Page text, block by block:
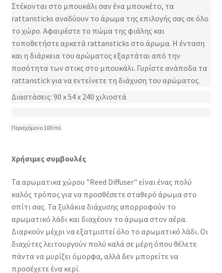
Στέκονται στο μπουκάλι σαν ένα μπουκέτο, τα
rattansticks αναδύουν το άρωμα της επιλογής σας σε όλο
το χώρο. Αφαιρέστε το πώμα της φιάλης και
τοποθετήστε αρκετά rattansticks στο άρωμα. Η ένταση
και η διάρκεια του αρώματος εξαρτάται από την
ποσότητα των στικς στο μπουκάλι. Γυρίστε ανάποδα τα
rattanstick για να εντείνετε τη διάχυση του αρώματος.
Διαστάσεις: 90 x 54 x 240 χιλιοστά
Περιεχόμενο 100 ml.
Χρήσιμες συμβουλές
Τα αρωματικα χώρου "Reed Diffuser" είναι ένας πολύ
καλός τρόπος για να προσθέσετε σταθερό άρωμα στο
σπίτι σας. Τα ξυλάκια διάχυσης απορροφούν το
αρωματικό λάδι και διαχέουν το άρωμα στον αέρα.
Διαρκούν μέχρι να εξατμιστεί όλο το αρωματικό λάδι. Οι
διαχύτες λειτουργούν πολύ καλά σε μέρη όπου θέλετε
πάντα να μυρίζει όμορφα, αλλά δεν μπορείτε να
προσέχετε ένα κερί.